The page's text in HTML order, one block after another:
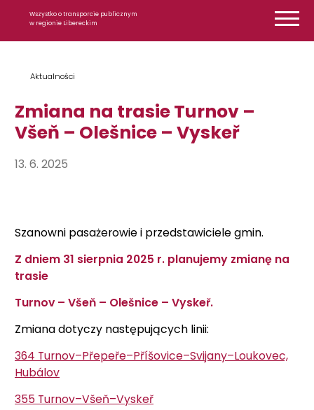
Wszystko o transporcie publicznym
w regionie Libereckim
Aktualności
Zmiana na trasie Turnov –
Všeň – Olešnice – Vyskeř
13. 6. 2025
Szanowni pasażerowie i przedstawiciele gmin.
Z dniem 31 sierpnia 2025 r. planujemy zmianę na
trasie
Turnov – Všeň – Olešnice – Vyskeř.
Zmiana dotyczy następujących linii:
364 Turnov–Přepeře–Příšovice–Svijany–Loukovec,
Hubálov
355 Turnov–Všeň–Vyskeř